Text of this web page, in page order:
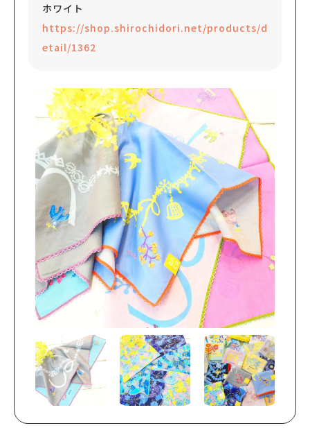
ホワイト
https://shop.shirochidori.net/products/d
etail/1362